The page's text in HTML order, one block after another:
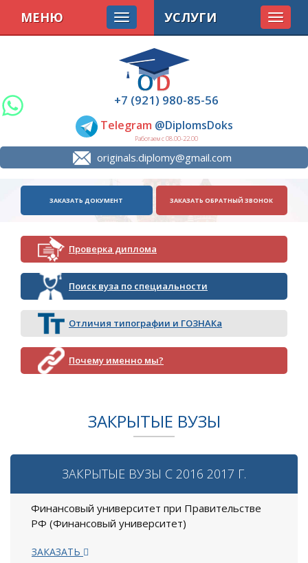
+7 (921) 980-85-56
Telegram @DiplomsDoks
Работаем с 08.00-22.00
originals.diplomy@gmail.com
МЕНЮ
ЗАКАЗАТЬ ДОКУМЕНТ ЗАКАЗАТЬ ОБРАТНЫЙ ЗВОНОК
Проверка диплома
Поиск вуза по специальности
Отличия типографии и ГОЗНАКа
Почему именно мы?
Toggle
УСЛУГИ
ЗАКРЫТЫЕ ВУЗЫ
ЗАКРЫТЫЕ ВУЗЫ С 2016 2017 Г.
Финансовый университет при Правительстве
РФ (Финансовый университет)
ЗАКАЗАТЬ